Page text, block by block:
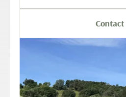
Contact